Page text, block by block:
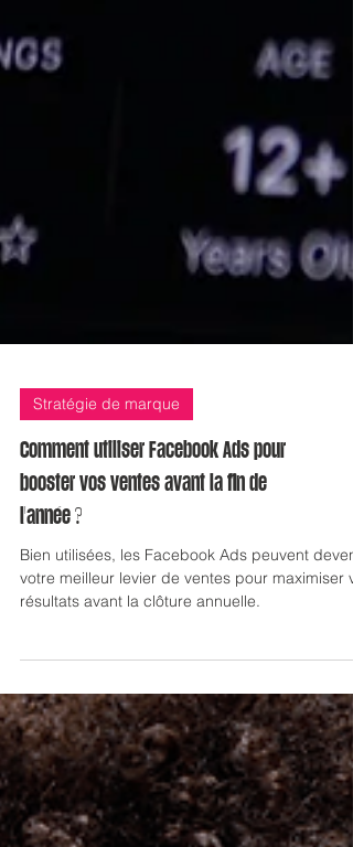
Stratégie de marque
Comment utiliser Facebook Ads pour
l'année ?
Bien utilisées, les Facebook Ads peuvent